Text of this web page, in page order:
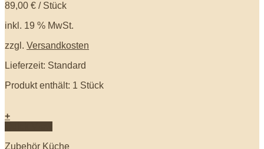
89,00 € / Stück
inkl. 19 % MwSt.
zzgl. Versandkosten
Lieferzeit: Standard
Produkt enthält: 1 Stück
+
Zubehör Küche